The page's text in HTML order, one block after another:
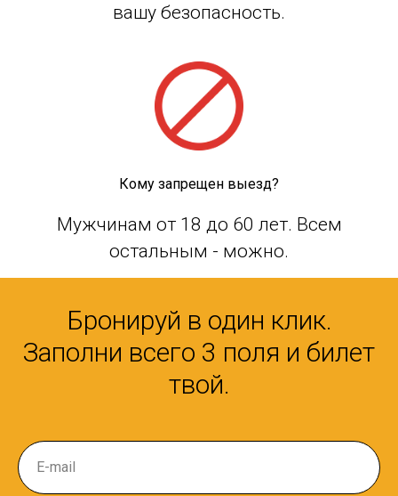
вашу безопасность.
Кому запрещен выезд?
Мужчинам от 18 до 60 лет. Всем
остальным - можно.
Бронируй в один клик.
Заполни всего 3 поля и билет
твой.